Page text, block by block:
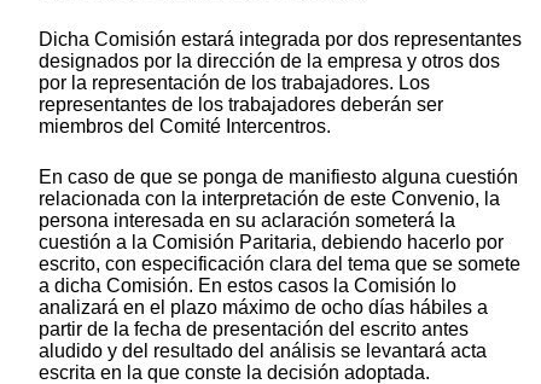
Dicha Comisión estará integrada por dos representantes
designados por la dirección de la empresa y otros dos
por la representación de los trabajadores. Los
representantes de los trabajadores deberán ser
miembros del Comité Intercentros.
En caso de que se ponga de manifiesto alguna cuestión
relacionada con la interpretación de este Convenio, la
persona interesada en su aclaración someterá la
cuestión a la Comisión Paritaria, debiendo hacerlo por
escrito, con especificación clara del tema que se somete
a dicha Comisión. En estos casos la Comisión lo
analizará en el plazo máximo de ocho días hábiles a
partir de la fecha de presentación del escrito antes
aludido y del resultado del análisis se levantará acta
escrita en la que conste la decisión adoptada.